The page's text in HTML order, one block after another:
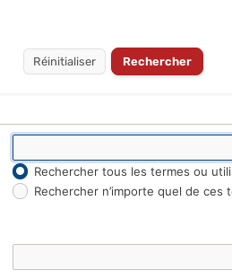
Rechercher tous les termes ou
Rechercher n’importe quel de ces